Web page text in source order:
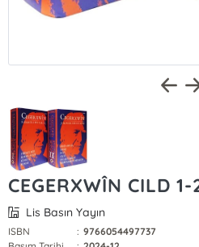
CEGERXWÎN CILD
Lis Basın Yayın
ISBN : 9766054497737